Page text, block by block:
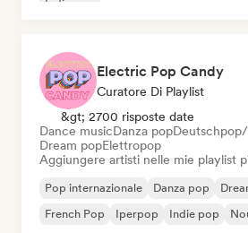
Indie pop
Electric Pop Candy
Curatore Di Playlist
&gt; 2700 risposte date
Dance musicDanza pop
Dream popElettropop
Aggiungere artisti nelle mie playlist
Pop internazionale Danza pop
French Pop
Iperpop Indie pop